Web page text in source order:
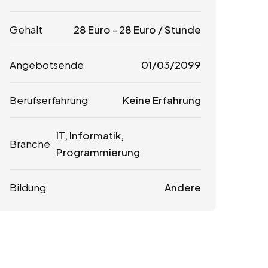
Gehalt 28 Euro - 28 Euro / Stunde
Angebotsende 01/03/2099
Berufserfahrung Keine Erfahrung
Branche
IT, Informatik,
Programmierung
Bildung Andere